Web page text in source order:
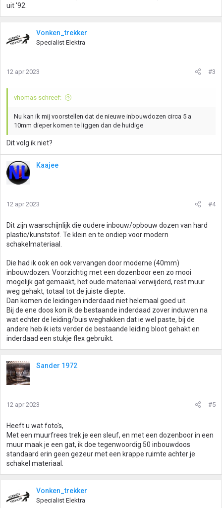
uit '92.
Vonken_trekker
Specialist Elektra
12 apr 2023 #3
vhomas schreef:
Nu kan ik mij voorstellen dat de nieuwe inbouwdozen circa 5 a
10mm dieper komen te liggen dan de huidige
Dit volg ik niet?
Kaajee
12 apr 2023 #4
Dit zijn waarschijnlijk die oudere inbouw/opbouw dozen van hard
plastic/kunststof. Te klein en te ondiep voor modern
schakelmateriaal.
Die had ik ook en ook vervangen door moderne (40mm)
inbouwdozen. Voorzichtig met een dozenboor een zo mooi
mogelijk gat gemaakt, het oude materiaal verwijderd, rest muur
weg gehakt, totaal tot de juiste diepte.
Dan komen de leidingen inderdaad niet helemaal goed uit.
Bij de ene doos kon ik de bestaande inderdaad zover induwen na
wat echter de leiding/buis weghakken dat ie wel paste, bij de
andere heb ik iets verder de bestaande leiding bloot gehakt en
inderdaad een stukje flex gebruikt.
Sander 1972
12 apr 2023 #5
Heeft u wat foto's,
Met een muurfrees trek je een sleuf, en met een dozenboor in een
muur maak je een gat, ik doe tegenwoordig 50 inbouwdoos
standaard erin geen gezeur met een krappe ruimte achter je
schakel materiaal.
Vonken_trekker
Specialist Elektra